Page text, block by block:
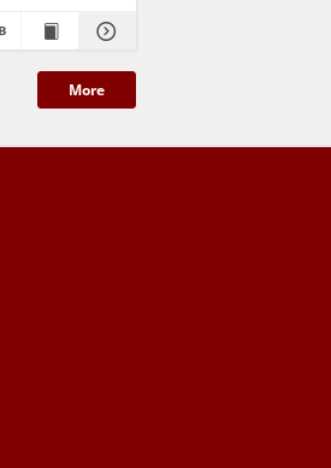
More